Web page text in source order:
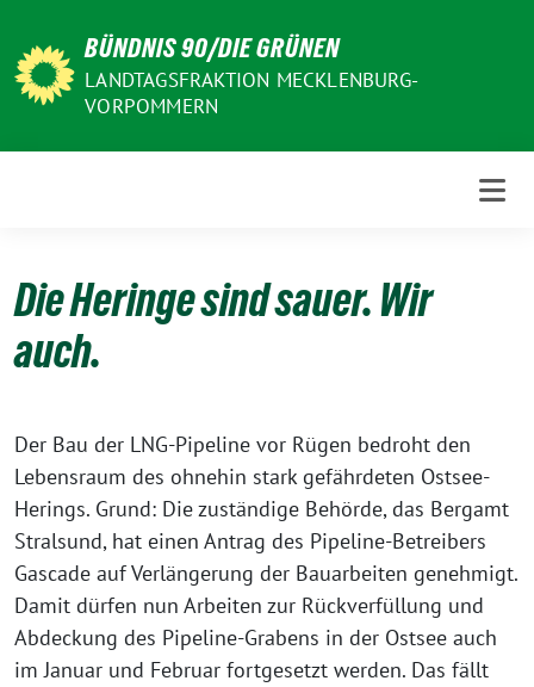
zum
Inhalt
BÜNDNIS 90/DIE GRÜNEN
LANDTAGSFRAKTION MECKLENBURG-
VORPOMMERN
Die Heringe sind sauer. Wir
auch.
Der Bau der LNG-Pipeline vor Rügen bedroht den
Lebensraum des ohnehin stark gefährdeten Ostsee-
Herings. Grund: Die zuständige Behörde, das Bergamt
Stralsund, hat einen Antrag des Pipeline-Betreibers
Gascade auf Verlängerung der Bauarbeiten genehmigt.
Damit dürfen nun Arbeiten zur Rückverfüllung und
Abdeckung des Pipeline-Grabens in der Ostsee auch
im Januar und Februar fortgesetzt werden. Das fällt